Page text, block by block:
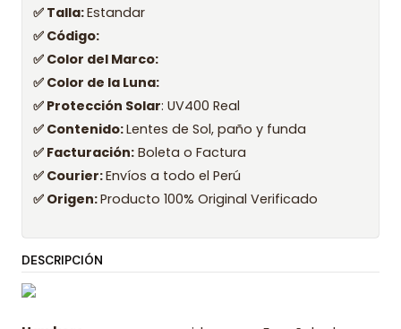
✅ Talla:Estandar
✅ Código:
✅ Color del Marco:
✅ Color de la Luna:
✅ Protección Solar: UV400 Real
✅ Contenido:Lentes de Sol, paño y funda
✅ Facturación: Boleta o Factura
✅ Courier:Envíos a todo el Perú
✅ Origen:Producto 100% Original Verificado
DESCRIPCIÓN